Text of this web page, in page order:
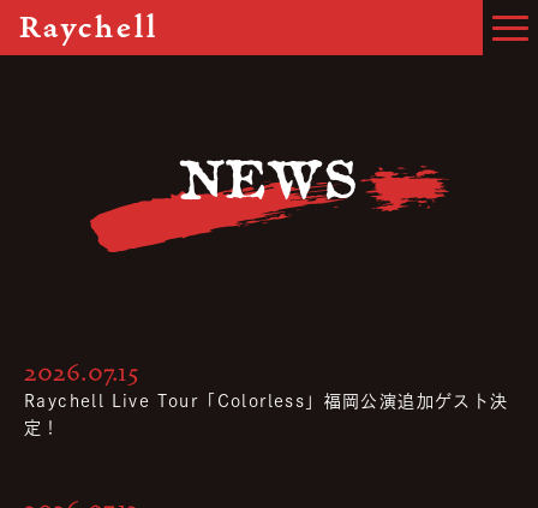
Raychell
NEWS
2026.07.15
Raychell Live Tour「Colorless」福岡公演追加ゲスト決
定！